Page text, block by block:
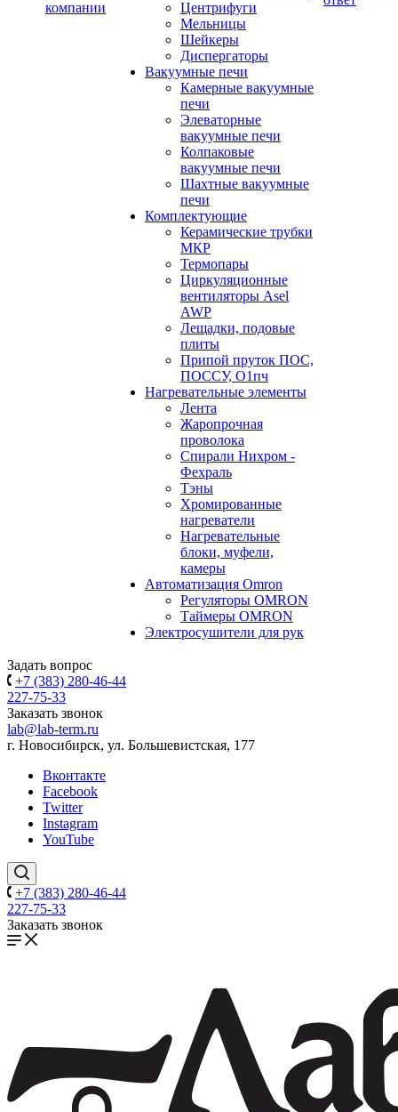
компании
Центрифуги
Мельницы
Шейкеры
Диспергаторы
Вакуумные печи
Камерные вакуумные
печи
Элеваторные
вакуумные печи
Колпаковые
вакуумные печи
Шахтные вакуумные
печи
Комплектующие
Керамические трубки
МКР
Термопары
Циркуляционные
вентиляторы Asel
AWP
Лещадки, подовые
плиты
Припой пруток ПОС,
ПОССУ, О1пч
Нагревательные элементы
Лента
Жаропрочная
проволока
Спирали Нихром -
Фехраль
Тэны
Хромированные
нагреватели
Нагревательные
блоки, муфели,
камеры
Автоматизация Omron
Регуляторы OMRON
Таймеры OMRON
Электросушители для рук
Задать вопрос
+7 (383) 280-46-44
227-75-33
Заказать звонок
lab@lab-term.ru
г. Новосибирск, ул. Большевистская, 177
Вконтакте
Facebook
Twitter
Instagram
YouTube
+7 (383) 280-46-44
227-75-33
Заказать звонок